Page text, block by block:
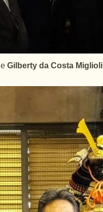
eGilberty da Costa Miglioli